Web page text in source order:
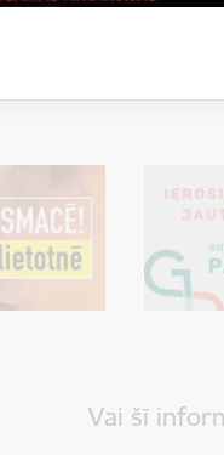
Vai šī